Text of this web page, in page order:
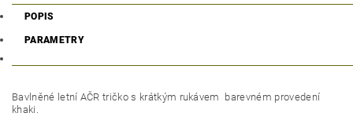
POPIS
PARAMETRY
Bavlněné letní AČR tričko s krátkým rukávem barevném provedení
khaki.